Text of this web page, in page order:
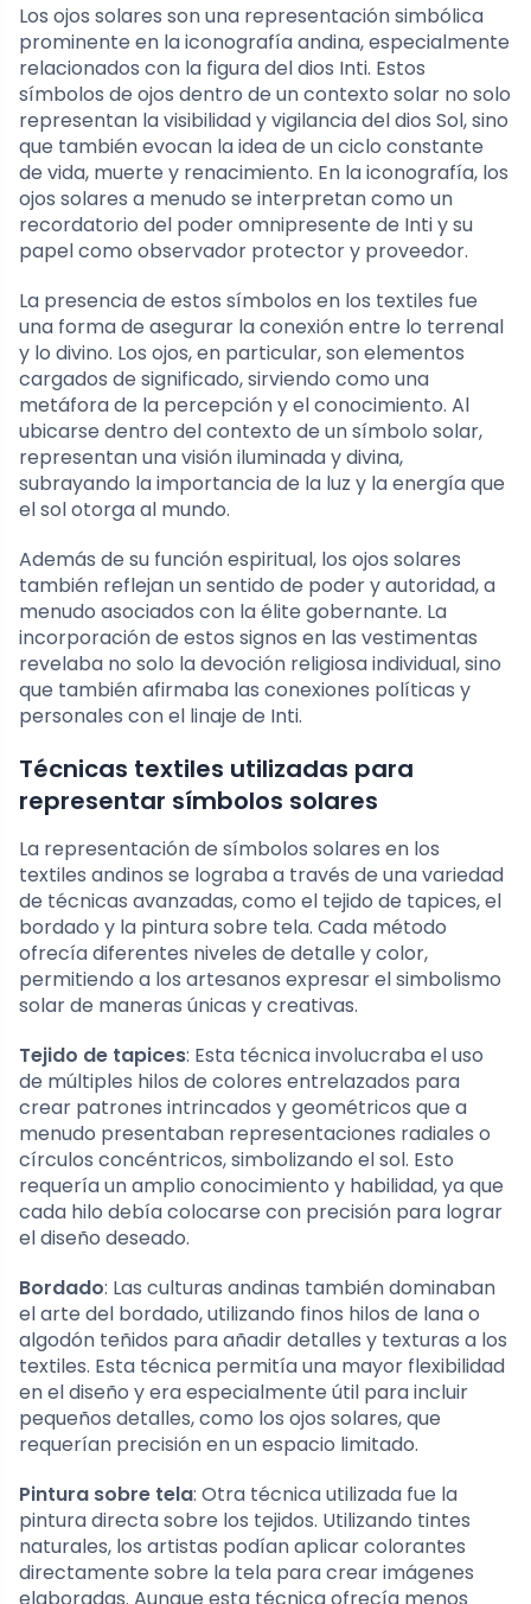
Los ojos solares son una representación simbólica
prominente en la iconografía andina, especialmente
relacionados con la figura del dios Inti. Estos
símbolos de ojos dentro de un contexto solar no solo
representan la visibilidad y vigilancia del dios Sol, sino
que también evocan la idea de un ciclo constante
de vida, muerte y renacimiento. En la iconografía, los
ojos solares a menudo se interpretan como un
recordatorio del poder omnipresente de Inti y su
papel como observador protector y proveedor.
La presencia de estos símbolos en los textiles fue
una forma de asegurar la conexión entre lo terrenal
y lo divino. Los ojos, en particular, son elementos
cargados de significado, sirviendo como una
metáfora de la percepción y el conocimiento. Al
ubicarse dentro del contexto de un símbolo solar,
representan una visión iluminada y divina,
subrayando la importancia de la luz y la energía que
el sol otorga al mundo.
Además de su función espiritual, los ojos solares
también reflejan un sentido de poder y autoridad, a
menudo asociados con la élite gobernante. La
incorporación de estos signos en las vestimentas
revelaba no solo la devoción religiosa individual, sino
que también afirmaba las conexiones políticas y
personales con el linaje de Inti.
Técnicas textiles utilizadas para
representar símbolos solares
La representación de símbolos solares en los
textiles andinos se lograba a través de una variedad
de técnicas avanzadas, como el tejido de tapices, el
bordado y la pintura sobre tela. Cada método
ofrecía diferentes niveles de detalle y color,
permitiendo a los artesanos expresar el simbolismo
solar de maneras únicas y creativas.
Tejido de tapices: Esta técnica involucraba el uso
de múltiples hilos de colores entrelazados para
crear patrones intrincados y geométricos que a
menudo presentaban representaciones radiales o
círculos concéntricos, simbolizando el sol. Esto
requería un amplio conocimiento y habilidad, ya que
cada hilo debía colocarse con precisión para lograr
el diseño deseado.
Bordado: Las culturas andinas también dominaban
el arte del bordado, utilizando finos hilos de lana o
algodón teñidos para añadir detalles y texturas a los
textiles. Esta técnica permitía una mayor flexibilidad
en el diseño y era especialmente útil para incluir
pequeños detalles, como los ojos solares, que
requerían precisión en un espacio limitado.
Pintura sobre tela: Otra técnica utilizada fue la
pintura directa sobre los tejidos. Utilizando tintes
naturales, los artistas podían aplicar colorantes
directamente sobre la tela para crear imágenes
elaboradas. Aunque esta técnica ofrecía menos